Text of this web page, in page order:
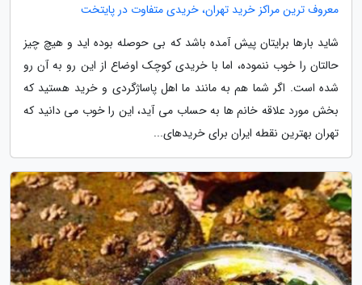
معروف ترین مراکز خرید تهران، خریدی متفاوت در پایتخت
شاید بارها برایتان پیش آمده باشد که بی حوصله بوده اید و هیچ چیز
حالتان را خوب ننموده، اما با خریدی کوچک اوضاع از این رو به آن رو
شده است. اگر شما هم به مانند ما اهل پاساژگردی و خرید هستید که
بخش مورد علاقه خانم ها به حساب می آید، این را خوب می دانید که
تهران بهترین نقطه ایران برای خریدهای...